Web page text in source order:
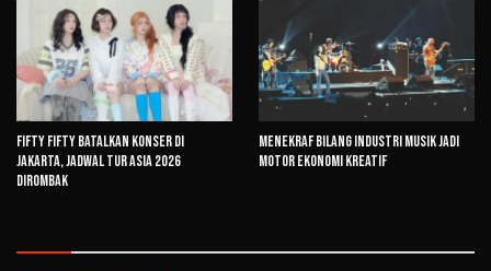
FIFTY FIFTY Batalkan Konser di
Jakarta, Jadwal Tur Asia 2026
Dirombak
Menekraf Bilang Industri Musik Jadi
Motor Ekonomi Kreatif